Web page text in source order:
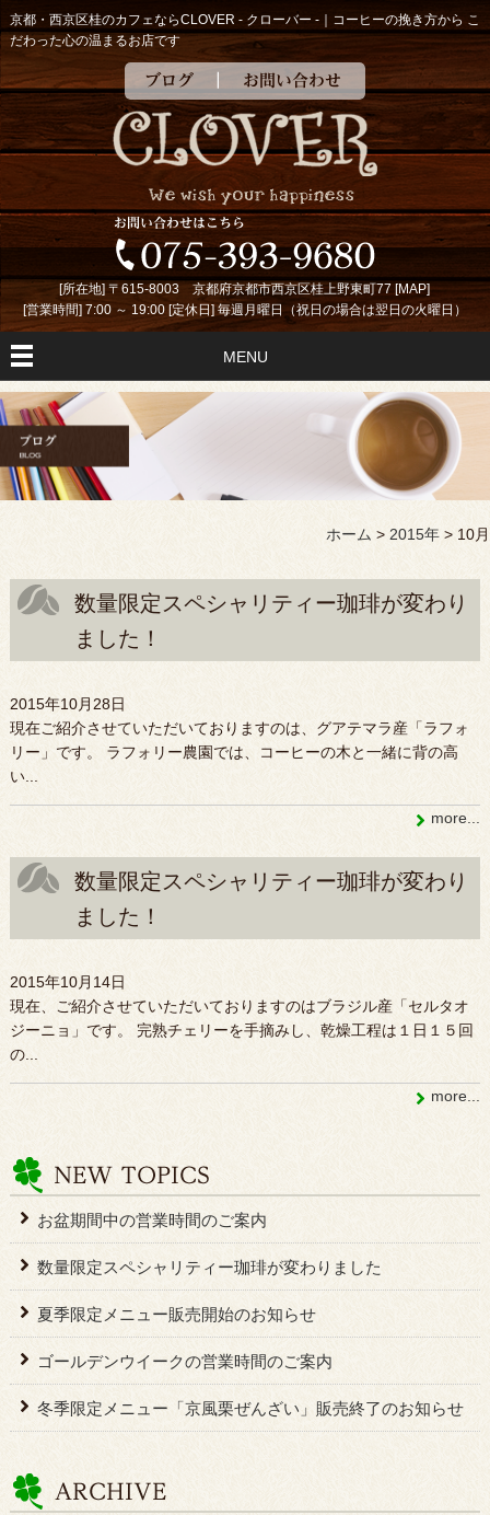
京都・西京区桂のカフェならCLOVER - クローバー -｜コーヒーの挽き方から こ
だわった心の温まるお店です
ブログ お問い合わせ
[所在地] 〒615-8003 京都府京都市西京区桂上野東町77 [MAP]
[営業時間] 7:00 ～ 19:00 [定休日] 毎週月曜日（祝日の場合は翌日の火曜日）
MENU
ホーム > 2015年 > 10月
数量限定スペシャリティー珈琲が変わり
ました！
2015年10月28日
現在ご紹介させていただいておりますのは、グアテマラ産「ラフォ
リー」です。 ラフォリー農園では、コーヒーの木と一緒に背の高
い...
more...
数量限定スペシャリティー珈琲が変わり
ました！
2015年10月14日
現在、ご紹介させていただいておりますのはブラジル産「セルタオ
ジーニョ」です。 完熟チェリーを手摘みし、乾燥工程は１日１５回
の...
more...
お盆期間中の営業時間のご案内
数量限定スペシャリティー珈琲が変わりました
夏季限定メニュー販売開始のお知らせ
ゴールデンウイークの営業時間のご案内
冬季限定メニュー「京風栗ぜんざい」販売終了のお知らせ